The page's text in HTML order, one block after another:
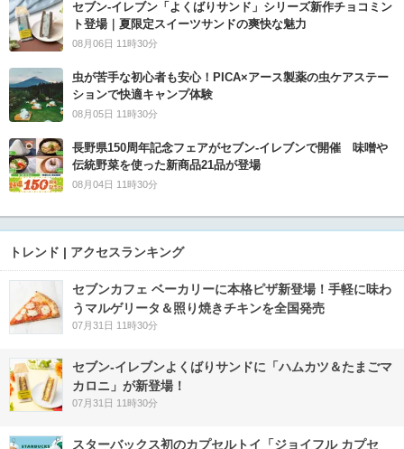
セブン‐イレブン「よくばりサンド」シリーズ新作チョコミン
ト登場｜夏限定スイーツサンドの爽快な魅力
08月06日 11時30分
虫が苦手な初心者も安心！PICA×アース製薬の虫ケアステー
ションで快適キャンプ体験
08月05日 11時30分
長野県150周年記念フェアがセブン-イレブンで開催 味噌や
伝統野菜を使った新商品21品が登場
08月04日 11時30分
トレンド | アクセスランキング
セブンカフェ ベーカリーに本格ピザ新登場！手軽に味わ
うマルゲリータ＆照り焼きチキンを全国発売
07月31日 11時30分
セブン‐イレブンよくばりサンドに「ハムカツ＆たまごマ
カロニ」が新登場！
07月31日 11時30分
スターバックス初のカプセルトイ「ジョイフル カプセ